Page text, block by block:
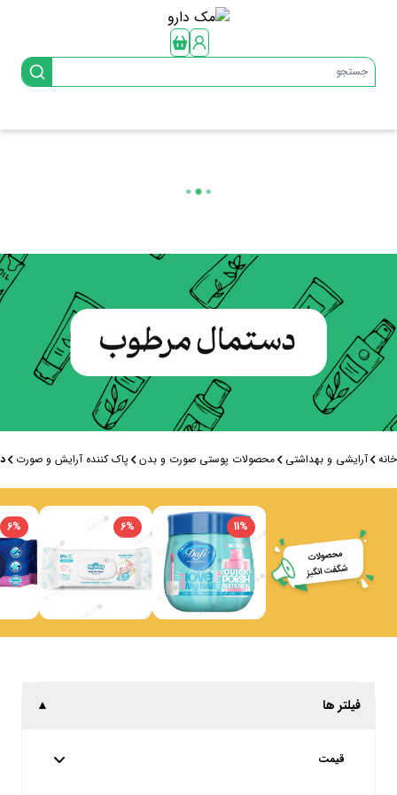
جستجو
خانه آرایشی و بهداشتی محصولات پوستی صورت و بدن پاک کننده آرایش و صورت
11%
6%
6%
فیلتر ها ▲
قیمت